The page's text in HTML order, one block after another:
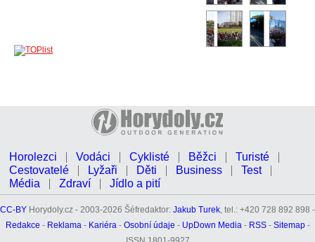
Horolezci Vodáci Cyklisté Běžci
Turisté
Cestovatelé
Lyžaři Děti Business
Test
Média
Zdraví Jídlo a pití
CC-BY Horydoly.cz - 2003-2026 Šéfredaktor: Jakub Turek, tel.: +420 728 892 898 -
Redakce - Reklama- Kariéra- Osobní údaje - UpDown Media- RSS- Sitemap-